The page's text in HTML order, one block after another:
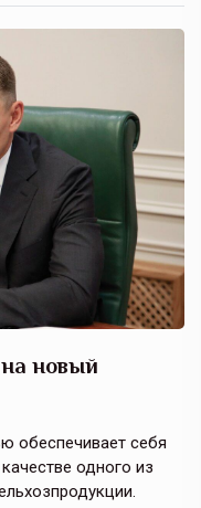
новый
обеспечивает себя
одного из